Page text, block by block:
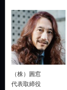
（株）圓窓
代表取締役